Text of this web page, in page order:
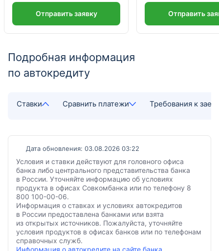
Отправить заявку Отправить
Подробная информация
по автокредиту
Ставки Сравнить платежи Требования к
Дата обновления: 03.08.2026 03:22
Условия и ставки действуют для головного офиса
банка либо центрального представительства банка
в России. Уточняйте информацию об условиях
продукта в офисах Совкомбанка или по телефону 8
800 100-00-06.
Информация о ставках и условиях автокредитов
в России предоставлена банками или взята
из открытых источников. Пожалуйста, уточняйте
условия продуктов в офисах банков или по телефонам
справочных служб.
Информация о автокредите на сайте банка